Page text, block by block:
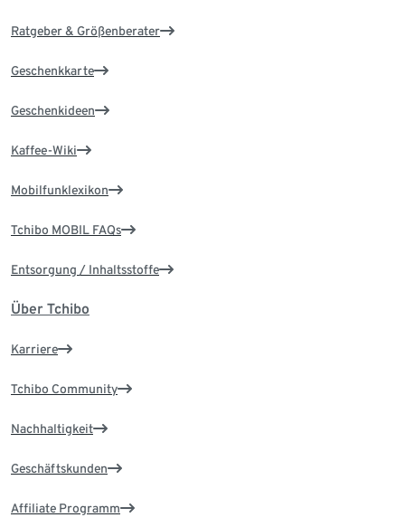
Ratgeber & Größenberater
Geschenkkarte
Geschenkideen
Kaffee-Wiki
Mobilfunklexikon
Tchibo MOBIL FAQs
Entsorgung / Inhaltsstoffe
Über Tchibo
Karriere
Tchibo Community
Nachhaltigkeit
Geschäftskunden
Affiliate Programm